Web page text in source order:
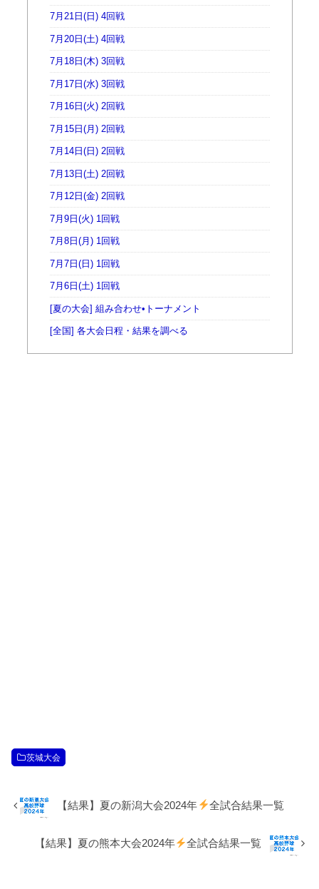
7月21日(日) 4回戦
7月20日(土) 4回戦
7月18日(木) 3回戦
7月17日(水) 3回戦
7月16日(火) 2回戦
7月15日(月) 2回戦
7月14日(日) 2回戦
7月13日(土) 2回戦
7月12日(金) 2回戦
7月9日(火) 1回戦
7月8日(月) 1回戦
7月7日(日) 1回戦
7月6日(土) 1回戦
[夏の大会] 組み合わせ•トーナメント
[全国] 各大会日程・結果を調べる
茨城大会
【結果】夏の新潟大会2024年 全試合結果一覧
【結果】夏の熊本大会2024年 全試合結果一覧